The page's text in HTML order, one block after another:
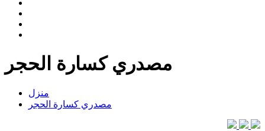
مصدري كسارة الحجر
منزل
مصدري كسارة الحجر